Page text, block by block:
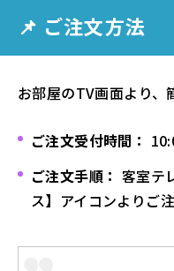
📌 ご注文方法
お部屋のTV画面より、
ご注文受付時間：
ご注文手順： 客室テ
ス】アイコンよりご